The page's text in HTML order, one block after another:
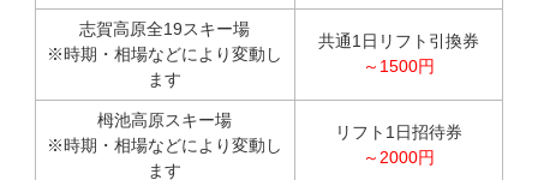
志賀高原全19スキー場
※時期・相場などにより変動し
ます
共通1日リフト引換券
～1500円
栂池高原スキー場
※時期・相場などにより変動し
ます
リフト1日招待券
～2000円